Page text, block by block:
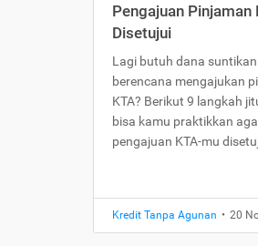
Pengajuan Pinjaman
Disetujui
Lagi butuh dana
berencana mengajukan
KTA? Berikut 9 langkah
bisa kamu praktikkan
pengajuan KTA-mu
Kredit Tanpa Agunan • 20